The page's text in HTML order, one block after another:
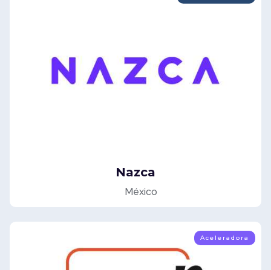
Nazca
México
Aceleradora